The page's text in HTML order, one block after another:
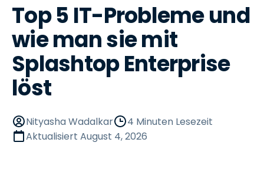
Top 5 IT-Probleme und
wie man sie mit
Splashtop Enterprise
löst
Nityasha Wadalkar
4 Minuten Lesezeit
Aktualisiert August 4, 2026